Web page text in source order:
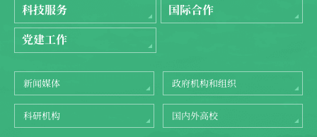
科技服务
国际合作
党建工作
新闻媒体 政府机构和组织
科研机构 国内外高校